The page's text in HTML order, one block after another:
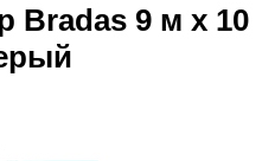
9 м х 10